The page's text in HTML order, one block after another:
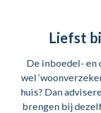
Liefst
De inboedel- en
wel
huis? Dan
brengen bij